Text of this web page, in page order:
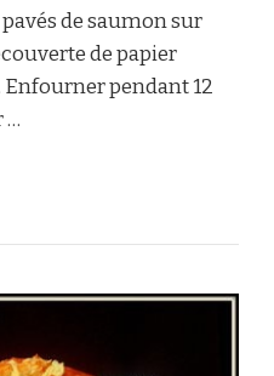
de saumon sur
de papier
pendant 12
…